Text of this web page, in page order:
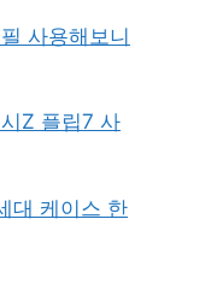
사용해보니
Z 플립7 사
대 케이스 한